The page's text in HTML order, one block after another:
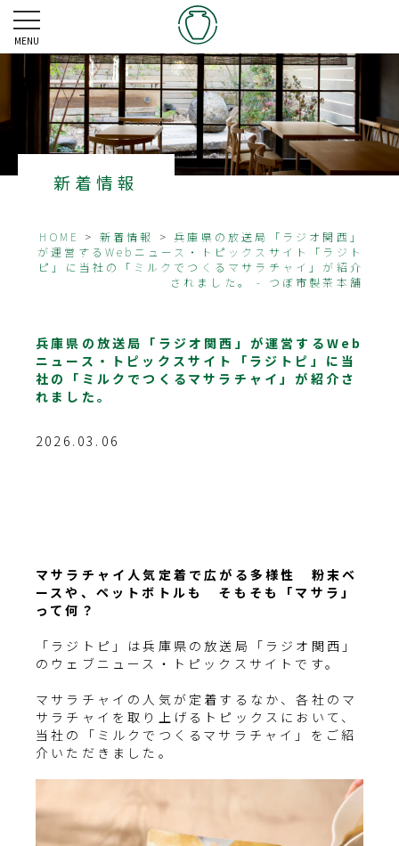
MENU
新着情報
HOME > 新着情報 >兵庫県の放送局「ラジオ関西」
が運営するWebニュース・トピックスサイト「ラジト
ピ」に当社の「ミルクでつくるマサラチャイ」が紹介
されました。 - つぼ市製茶本舗
兵庫県の放送局「ラジオ関西」が運営するWeb
ニュース・トピックスサイト「ラジトピ」に当
社の「ミルクでつくるマサラチャイ」が紹介さ
れました。
2026.03.06
マサラチャイ人気定着で広がる多様性 粉末ベ
ースや、ペットボトルも そもそも「マサラ」
って何？
「ラジトピ」は兵庫県の放送局「ラジオ関西」
のウェブニュース・トピックスサイトです。
マサラチャイの人気が定着するなか、各社のマ
サラチャイを取り上げるトピックスにおいて、
当社の「ミルクでつくるマサラチャイ」をご紹
介いただきました。